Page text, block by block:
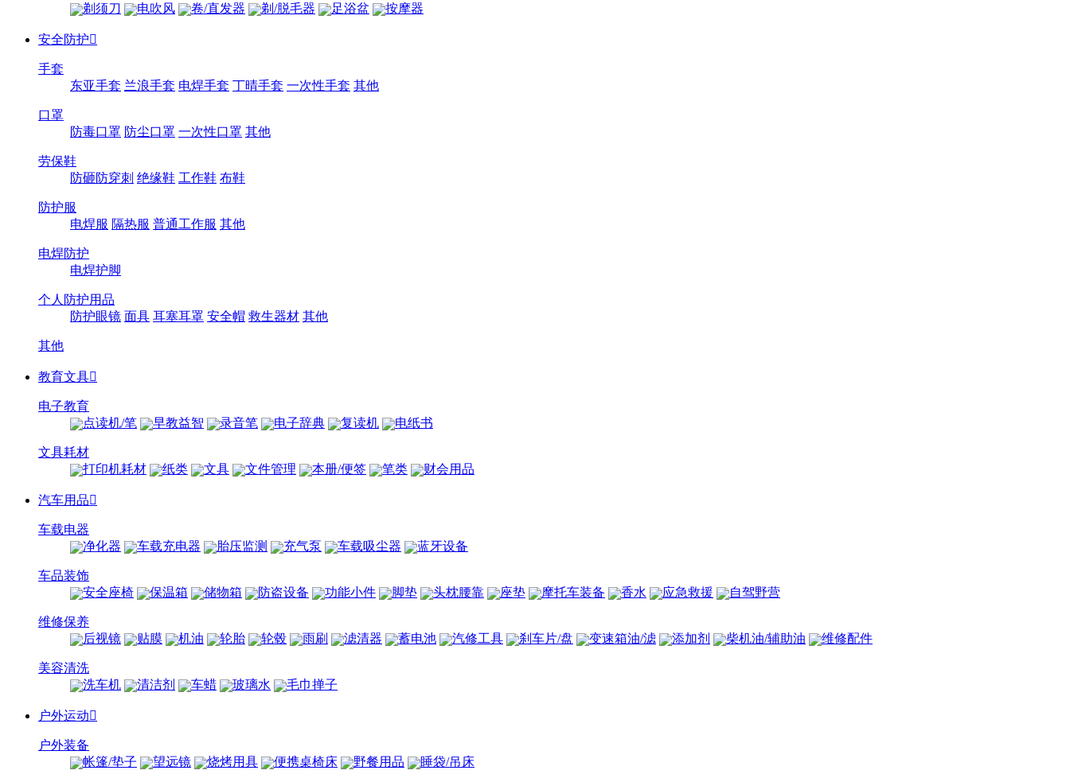
剃须刀
电吹风 卷/直发器 剃/脱毛器 足浴盆 按摩器
安全防护
手套
东亚手套 兰浪手套 电焊手套 丁晴手套 一次性手套 其他
口罩
防毒口罩 防尘口罩 一次性口罩 其他
劳保鞋
防砸防穿刺 绝缘鞋 工作鞋 布鞋
防护服
电焊服 隔热服 普通工作服 其他
电焊防护
电焊护脚
个人防护用品
防护眼镜 面具 耳塞耳罩 安全帽 救生器材 其他
其他
教育文具
电子教育
点读机/笔
早教益智 录音笔 电子辞典 复读机 电纸书
文具耗材
打印机耗材
纸类 文具 文件管理 本册/便签 笔类 财会用品
汽车用品
车载电器
净化器
车载充电器 胎压监测 充气泵 车载吸尘器 蓝牙设备
车品装饰
安全座椅
保温箱 储物箱 防盗设备 功能小件 脚垫 头枕腰靠 座垫 摩托车装备 香水 应急救援 自驾野营
维修保养
后视镜
贴膜 机油 轮胎 轮毂 雨刷 滤清器 蓄电池 汽修工具 刹车片/盘 变速箱油/滤 添加剂 柴机油/辅助油 维修配件
美容清洗
洗车机
清洁剂 车蜡 玻璃水 毛巾掸子
户外运动
户外装备
帐篷/垫子
望远镜 烧烤用具 便携桌椅床 野餐用品 睡袋/吊床